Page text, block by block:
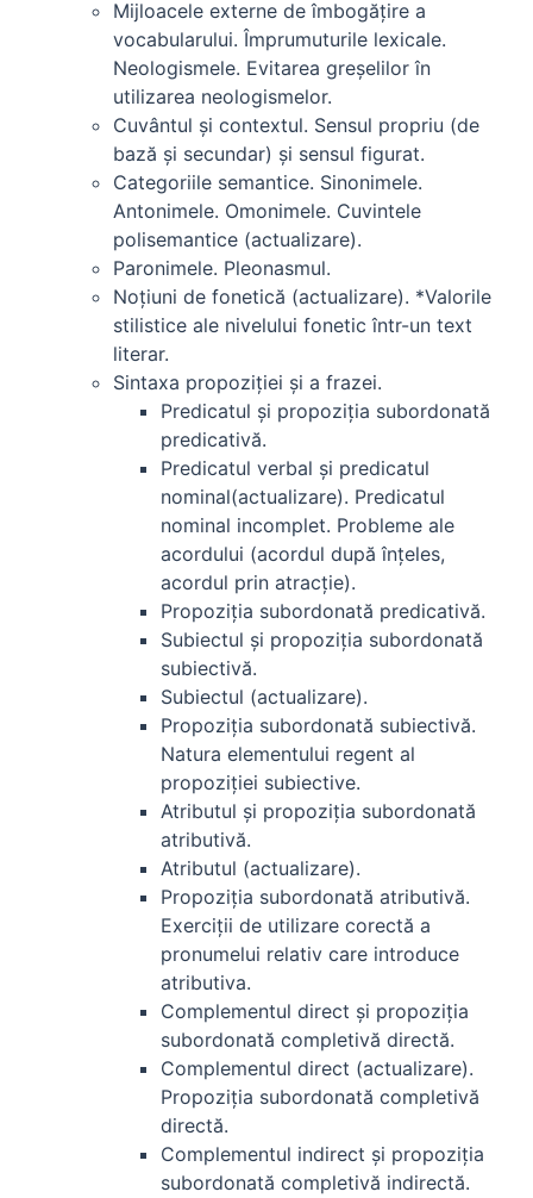
Mijloacele externe de îmbogăţire a
vocabularului. Împrumuturile lexicale.
Neologismele. Evitarea greşelilor în
utilizarea neologismelor.
Cuvântul şi contextul. Sensul propriu (de
bază şi secundar) şi sensul figurat.
Categoriile semantice. Sinonimele.
Antonimele. Omonimele. Cuvintele
polisemantice (actualizare).
Paronimele. Pleonasmul.
Noţiuni de fonetică (actualizare). *Valorile
stilistice ale nivelului fonetic într-un text
literar.
Sintaxa propoziţiei şi a frazei.
Predicatul şi propoziţia subordonată
predicativă.
Predicatul verbal şi predicatul
nominal(actualizare). Predicatul
nominal incomplet. Probleme ale
acordului (acordul după înţeles,
acordul prin atracţie).
Propoziţia subordonată predicativă.
Subiectul şi propoziţia subordonată
subiectivă.
Subiectul (actualizare).
Propoziţia subordonată subiectivă.
Natura elementului regent al
propoziţiei subiective.
Atributul şi propoziţia subordonată
atributivă.
Atributul (actualizare).
Propoziţia subordonată atributivă.
Exerciţii de utilizare corectă a
pronumelui relativ care introduce
atributiva.
Complementul direct şi propoziţia
subordonată completivă directă.
Complementul direct (actualizare).
Propoziţia subordonată completivă
directă.
Complementul indirect şi propoziţia
subordonată completivă indirectă.